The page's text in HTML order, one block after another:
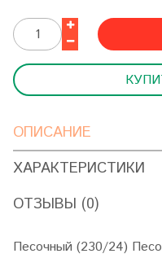
ОПИСАНИЕ
ХАРАКТЕРИСТИКИ
ОТЗЫВЫ (0)
Песочный (230/24)